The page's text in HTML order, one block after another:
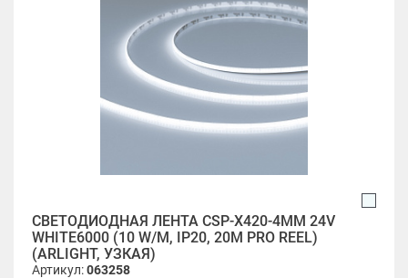
СВЕТОДИОДНАЯ ЛЕНТА CSP-X420-4MM 24V
WHITE6000 (10 W/M, IP20, 20M PRO REEL)
(ARLIGHT, УЗКАЯ)
Артикул:063258